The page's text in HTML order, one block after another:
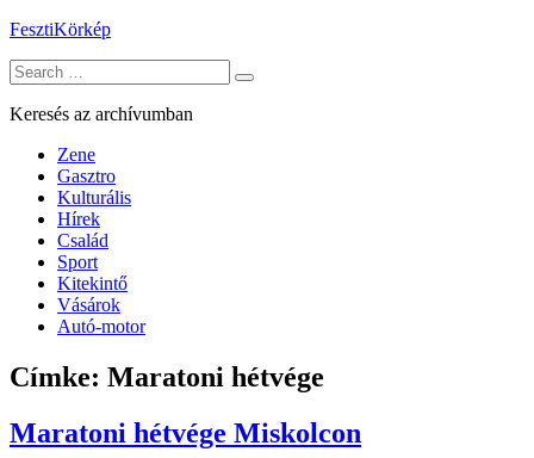
Skip
content
FesztiKörkép
Search
for:
Keresés az archívumban
Zene
Gasztro
Kulturális
Hírek
Család
Sport
Kitekintő
Vásárok
Autó-motor
Címke: Maratoni hétvége
Maratoni hétvége Miskolcon